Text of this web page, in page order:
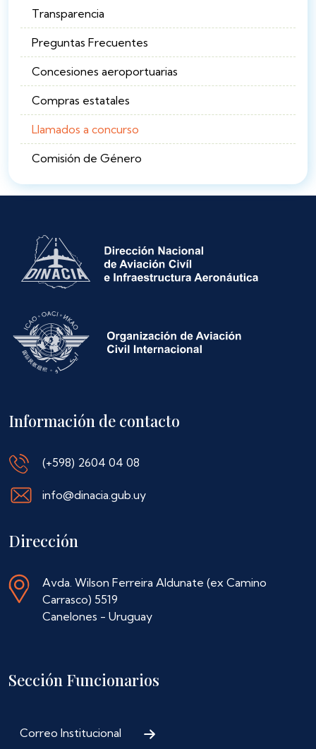
Transparencia
Preguntas Frecuentes
Concesiones aeroportuarias
Compras estatales
Llamados a concurso
Comisión de Género
Información de contacto
(+598) 2604 04 08
info@dinacia.gub.uy
Dirección
Avda. Wilson Ferreira Aldunate (ex Camino
Carrasco) 5519
Canelones - Uruguay
Sección Funcionarios
Correo Institucional